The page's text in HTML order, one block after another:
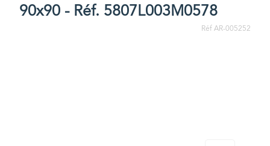
90x90 - Réf. 5807L003M0578
Réf AR-005252